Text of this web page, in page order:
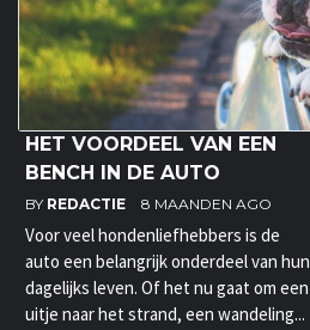
HET VOORDEEL VAN EEN
BENCH IN DE AUTO
BY REDACTIE 8 MAANDEN AGO
Voor veel hondenliefhebbers is de
auto een belangrijk onderdeel van hun
dagelijks leven. Of het nu gaat om een
uitje naar het strand, een wandeling...